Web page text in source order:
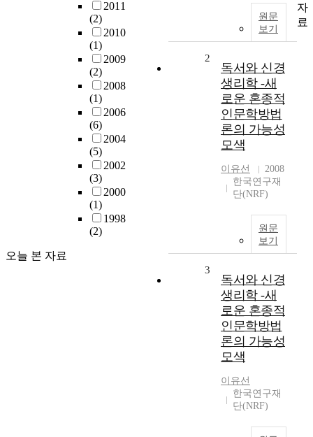
2011
(2)
2010
(1)
2009
(2)
2008
(1)
2006
(6)
2004
(5)
2002
(3)
2000
(1)
1998
(2)
오늘 본 자료
원문
보기
2
독서와 신경
생리학 -새
로운 혼종적
인문학방법
론의 가능성
모색
이유선
2008
한국연구재
단(NRF)
원문
보기
3
독서와 신경
생리학 -새
로운 혼종적
인문학방법
론의 가능성
모색
이유선
한국연구재
단(NRF)
자
료